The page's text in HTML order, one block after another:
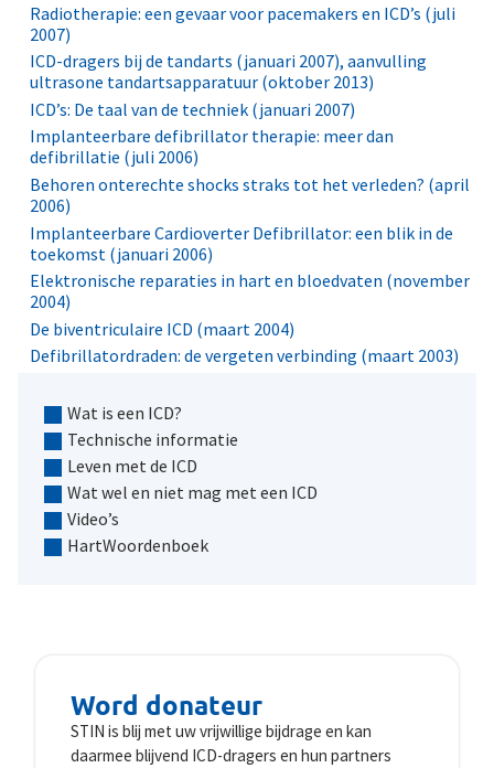
Wat is een ICD?
Technische informatie
Leven met de ICD
Wat wel en niet mag met een ICD
Video’s
HartWoordenboek
Radiotherapie: een gevaar voor pacemakers en ICD’s (juli
2007)
ICD-dragers bij de tandarts (januari 2007), aanvulling
ultrasone tandartsapparatuur (oktober 2013)
ICD’s: De taal van de techniek (januari 2007)
Implanteerbare defibrillator therapie: meer dan
defibrillatie (juli 2006)
Behoren onterechte shocks straks tot het verleden? (april
2006)
Implanteerbare Cardioverter Defibrillator: een blik in de
toekomst (januari 2006)
Elektronische reparaties in hart en bloedvaten (november
2004)
De biventriculaire ICD (maart 2004)
Defibrillatordraden: de vergeten verbinding (maart 2003)
Word donateur
STIN is blij met uw vrijwillige bijdrage en kan
daarmee blijvend ICD-dragers en hun partners